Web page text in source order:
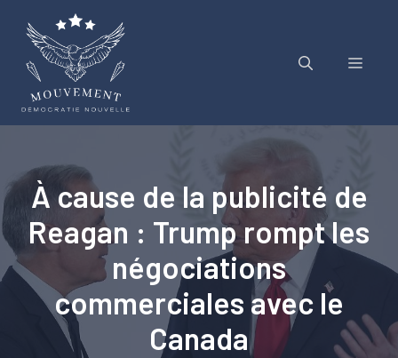
contenu
Menu
À cause de la publicité de
Reagan : Trump rompt les
négociations
commerciales avec le
Canada